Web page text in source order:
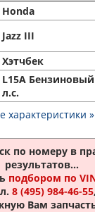
Honda
Jazz III
Хэтчбек
L15A
л.с.
характеристики »
по номеру в
результатов...
подбором по
8 (495) 984-46-55
Вам